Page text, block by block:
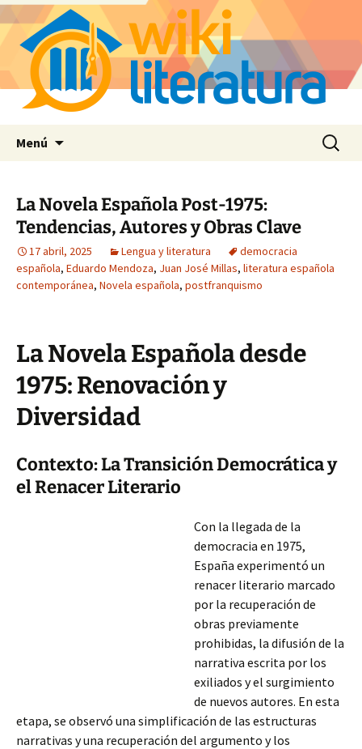
Menú Buscar:
La Novela Española Post-1975:
Tendencias, Autores y Obras Clave
17 abril, 2025 Lengua y literatura
democracia
española, Eduardo Mendoza, Juan José Millas, literatura española
contemporánea, Novela española, postfranquismo
La Novela Española desde
1975: Renovación y
Diversidad
Contexto: La Transición Democrática y
el Renacer Literario
Con la llegada de la
democracia en 1975,
España experimentó un
renacer literario marcado
por la recuperación de
obras previamente
prohibidas, la difusión de la
narrativa escrita por los
exiliados y el surgimiento
de nuevos autores. En esta
etapa, se observó una simplificación de las estructuras
narrativas y una recuperación del argumento y los